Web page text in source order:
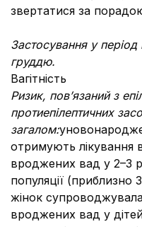
звертатися за
Застосування у період
груддю.
Вагітність
Ризик, пов’язаний з
протиепілептичних
загалом:
отримують лікування
вроджених вад у 2–3
популяції (приблизно
жінок
вроджених вад у